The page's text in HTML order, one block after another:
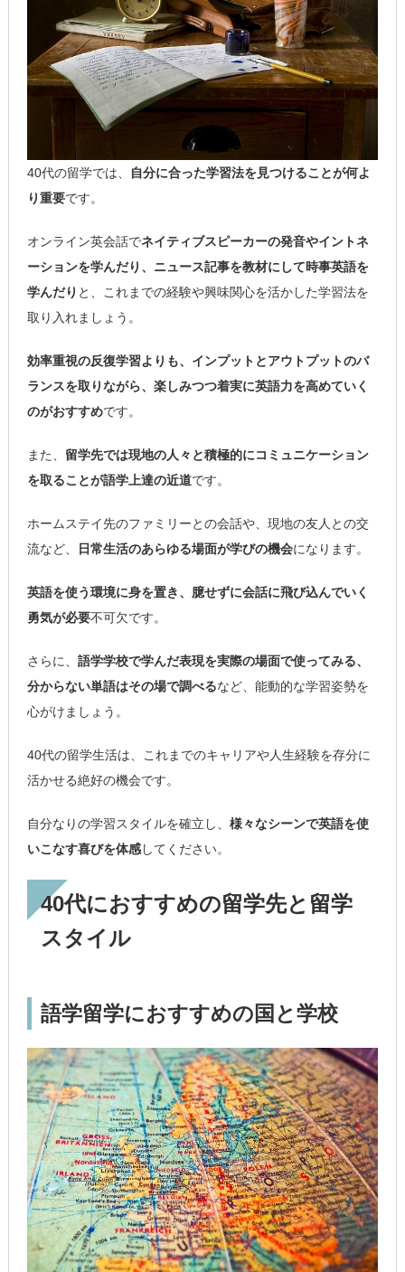
40代の留学では、
自分に合った学習法を見つけることが何よ
り重要です。
オンライン英会話でネイティブスピーカーの発音やイントネ
ーションを学んだり、ニュース記事を教材にして時事英語を
学んだり と、これまでの経験や興味関心を活かした学習法を
取り入れましょう。
効率重視の反復学習よりも、インプットとアウトプットのバ
ランスを取りながら、楽しみつつ着実に英語力を高めていく
のがおすすめです。
また、 留学先では現地の人々と積極的にコミュニケーション
を取ることが語学上達の近道です。
ホームステイ先のファミリーとの会話や、現地の友人との交
流など、
日常生活のあらゆる場面が学びの機会になります。
英語を使う環境に身を置き、臆せずに会話に飛び込んでいく
勇気が必要不可欠です。
さらに、 語学学校で学んだ表現を実際の場面で使ってみる、
分からない単語はその場で調べるなど、能動的な学習姿勢を
心がけましょう。
40代の留学生活は、これまでのキャリアや人生経験を存分に
活かせる絶好の機会です。
自分なりの学習スタイルを確立し、 様々なシーンで英語を使
いこなす喜びを体感してください。
40代におすすめの留学先と留学
スタイル
語学留学におすすめの国と学校